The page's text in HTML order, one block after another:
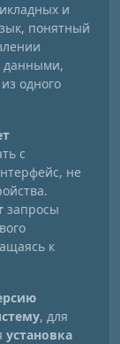
и
понятный
данными,
одного
с
не
запросы
к
, для
установка